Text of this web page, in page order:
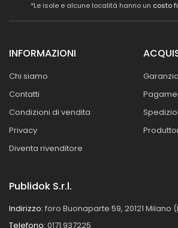
*Le isole e alcune località hanno un costo
INFORMAZIONI
Chi siamo
Contatti
Condizioni di vendita
Privacy
Diventa rivenditore
Publidok S.r.l.
Indirizzo: foro Buonaparte 59, 20121 Milano
Telefono: 0171.937225